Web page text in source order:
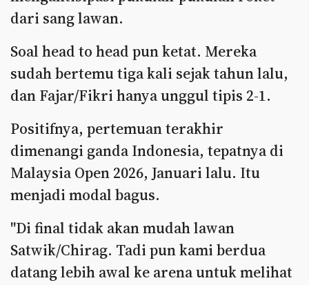
dari sang lawan.
Soal head to head pun ketat. Mereka
sudah bertemu tiga kali sejak tahun lalu,
dan Fajar/Fikri hanya unggul tipis 2-1.
Positifnya, pertemuan terakhir
dimenangi ganda Indonesia, tepatnya di
Malaysia Open 2026, Januari lalu. Itu
menjadi modal bagus.
"Di final tidak akan mudah lawan
Satwik/Chirag. Tadi pun kami berdua
datang lebih awal ke arena untuk melihat